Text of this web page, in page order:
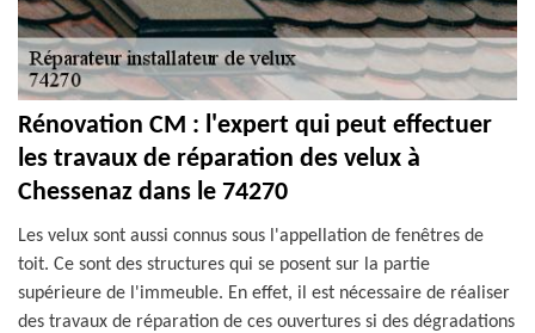
Rénovation CM : l'expert qui peut effectuer
les travaux de réparation des velux à
Chessenaz dans le 74270
Les velux sont aussi connus sous l'appellation de fenêtres de
toit. Ce sont des structures qui se posent sur la partie
supérieure de l'immeuble. En effet, il est nécessaire de réaliser
des travaux de réparation de ces ouvertures si des dégradations